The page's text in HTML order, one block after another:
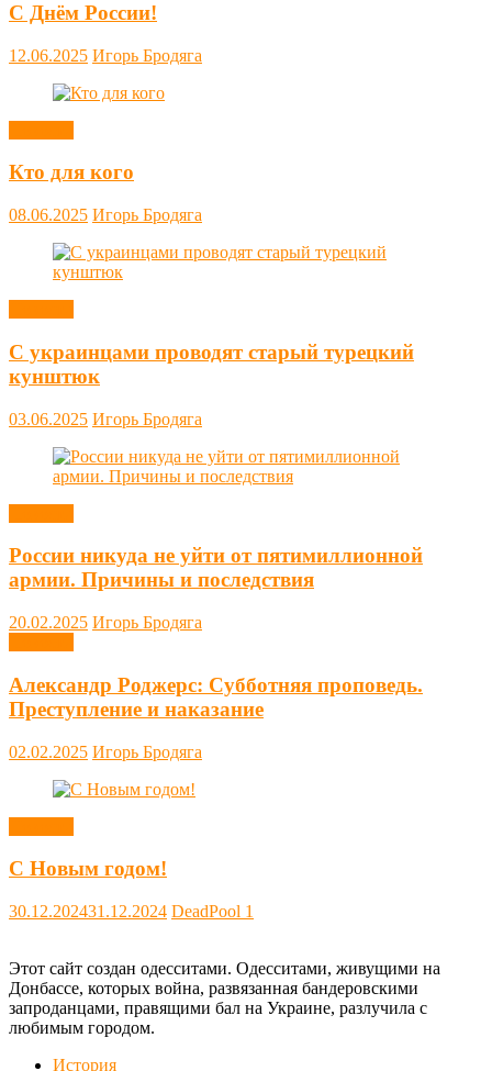
С Днём России!
12.06.2025 Игорь Бродяга
Кто для кого
08.06.2025 Игорь Бродяга
С украинцами проводят старый турецкий
кунштюк
03.06.2025 Игорь Бродяга
России никуда не уйти от пятимиллионной
армии. Причины и последствия
20.02.2025 Игорь Бродяга
Александр Роджерс: Субботняя проповедь.
Преступление и наказание
02.02.2025 Игорь Бродяга
С Новым годом!
30.12.202431.12.2024 DeadPool 1
Этот сайт создан одесситами. Одесситами, живущими на
Донбассе, которых война, развязанная бандеровскими
запроданцами, правящими бал на Украине, разлучила с
любимым городом.
История